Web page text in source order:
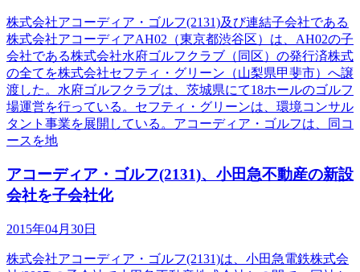
株式会社アコーディア・ゴルフ(2131)及び連結子会社である
株式会社アコーディアAH02（東京都渋谷区）は、AH02の子
会社である株式会社水府ゴルフクラブ（同区）の発行済株式
の全てを株式会社セフティ・グリーン（山梨県甲斐市）へ譲
渡した。水府ゴルフクラブは、茨城県にて18ホールのゴルフ
場運営を行っている。セフティ・グリーンは、環境コンサル
タント事業を展開している。アコーディア・ゴルフは、同コ
ースを地
アコーディア・ゴルフ(2131)、小田急不動産の新設
会社を子会社化
2015年04月30日
株式会社アコーディア・ゴルフ(2131)は、小田急電鉄株式会